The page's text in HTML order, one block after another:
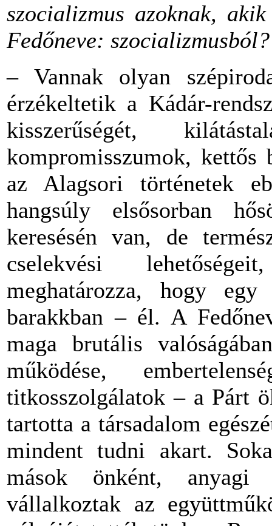
szocializmus azoknak,
Fedőneve: szocializmusból?
– Vannak olyan
érzékeltetik a Kádár-
kisszerűségét,
kompromisszumok,
az Alagsori történetek
hangsúly elsősorban
keresésén van, de
cselekvési
meghatározza, hogy
barakkban – él. A
maga brutális
működése,
titkosszolgálatok – a Párt
tartotta a társadalom
mindent tudni akart.
mások önként, anyagi
vállalkoztak az